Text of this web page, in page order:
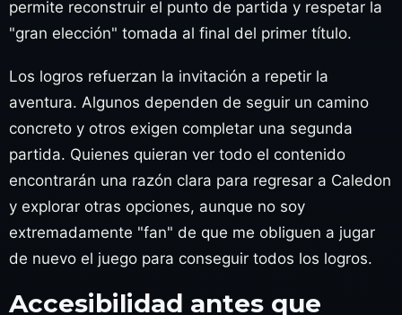
permite reconstruir el punto de partida y respetar la
"gran elección" tomada al final del primer título.
Los logros refuerzan la invitación a repetir la
aventura. Algunos dependen de seguir un camino
concreto y otros exigen completar una segunda
partida. Quienes quieran ver todo el contenido
encontrarán una razón clara para regresar a Caledon
y explorar otras opciones, aunque no soy
extremadamente "fan" de que me obliguen a jugar
de nuevo el juego para conseguir todos los logros.
Accesibilidad antes que